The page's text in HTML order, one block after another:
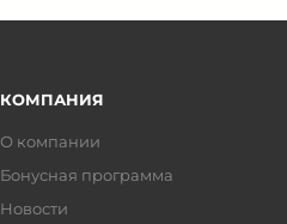
КОМПАНИЯ
О компании
Бонусная программа
Новости